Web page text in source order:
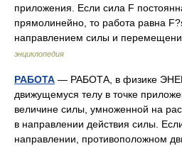
приложения. Если сила F
прямолинейно, то работа равна
направлением силы и
энциклопедия
РАБОТА — РАБОТА, в физике
движущемуся телу в точке
величине силы, умноженной на
в направлении действия силы.
направлении, противоположном